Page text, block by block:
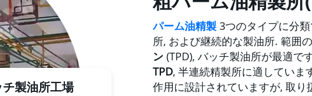
製油所工場
パーム油精製 3つのタイプに分
所, および継続的な製油所. 範囲
ン (TPD), バッチ製油所が最適で
TPD, 半連続精製所に適していま
作用に設計されていますが, 取り